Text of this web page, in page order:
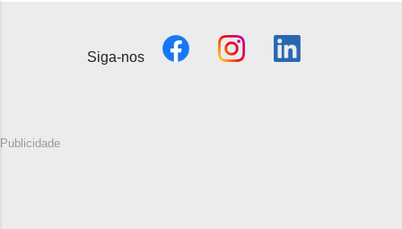
Siga-nos
Publicidade